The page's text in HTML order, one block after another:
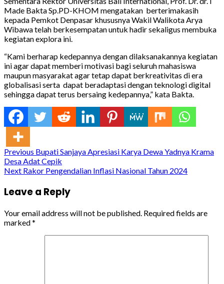
Made Bakta Sp.PD-KHOM mengatakan berterimakasih
kepada Pemkot Denpasar khususnya Wakil Walikota Arya
Wibawa telah berkesempatan untuk hadir sekaligus membuka
kegiatan explora ini.
“Kami berharap kedepannya dengan dilaksanakannya kegiatan
ini agar dapat memberi motivasi bagi seluruh mahasiswa
maupun masyarakat agar tetap dapat berkreativitas di era
globalisasi serta dapat beradaptasi dengan teknologi digital
sehingga dapat terus bersaing kedepannya,” kata Bakta.
Continue
Reading
Previous Bupati Sanjaya Apresiasi Karya Dewa Yadnya Krama
Desa Adat Cepik
Next Rakor Pengendalian Inflasi Nasional Tahun 2024
Leave a Reply
Your email address will not be published. Required fields are
marked*